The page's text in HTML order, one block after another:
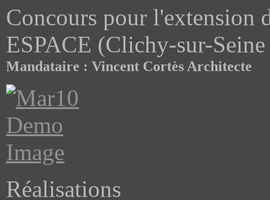
Concours pour l'extension
ESPACE (Clichy-sur-
Mandataire : Vincent Cortès Architecte
Réalisations